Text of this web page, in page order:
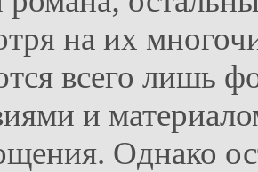
на их
всего лишь
и
Однако